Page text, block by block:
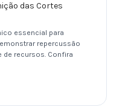
das Cortes
essencial para
repercussão
de recursos. Confira